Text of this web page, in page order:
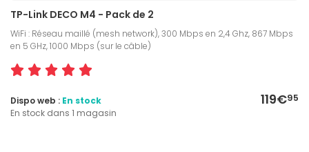
TP-Link DECO M4 - Pack de 2
WiFi : Réseau maillé (mesh network), 300 Mbps en 2,4 Ghz, 867 Mbps
en 5 GHz, 1000 Mbps (sur le câble)
119€95
Dispo web : En stock
En stock dans 1 magasin